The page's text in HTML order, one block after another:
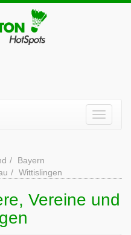
Bayern
Wittislingen
Vereine und